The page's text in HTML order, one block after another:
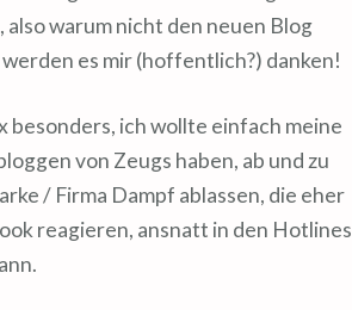
, also warum nicht den neuen Blog
es mir (hoffentlich?) danken!
besonders, ich wollte einfach meine
von Zeugs haben, ab und zu
/ Firma Dampf ablassen, die eher
reagieren, ansnatt in den Hotlines